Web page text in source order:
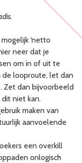
‘netto
neer dat je
om in of uit te
de looproute, let dan
Zet dan bijvoorbeeld
niet kan.
maken van
aanvoelende
een overkill
onlogisch